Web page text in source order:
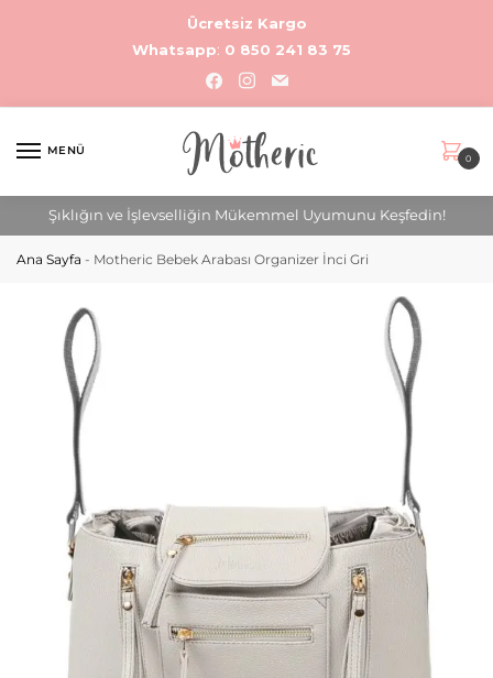
Ücretsiz Kargo
Whatsapp: 0 850 241 83 75
MENÜ
0
Şıklığın ve İşlevselliğin Mükemmel Uyumunu Keşfedin!
Ana Sayfa - Motheric Bebek Arabası Organizer İnci Gri